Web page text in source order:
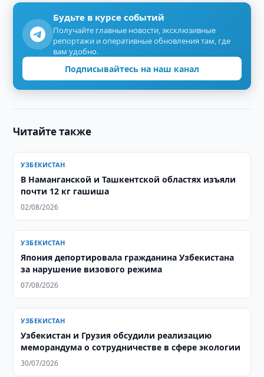
Будьте в курсе событий
Получайте главные новости, эксклюзивные
репортажи и оперативные обновления там, где
вам удобно.
Подписывайтесь на наш канал
Читайте также
УЗБЕКИСТАН
В Наманганской и Ташкентской областях изъяли
почти 12 кг гашиша
02/08/2026
УЗБЕКИСТАН
Япония депортировала гражданина Узбекистана
за нарушение визового режима
07/08/2026
УЗБЕКИСТАН
Узбекистан и Грузия обсудили реализацию
меморандума о сотрудничестве в сфере экологии
30/07/2026